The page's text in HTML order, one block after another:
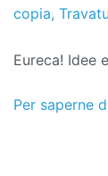
de
copia,
Eureca! Idee
Per saperne